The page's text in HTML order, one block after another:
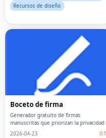
Recursos de diseño
Boceto de firma
Generador gratuito de firmas
manuscritas que priorizan la privacidad
2026-04-23
1